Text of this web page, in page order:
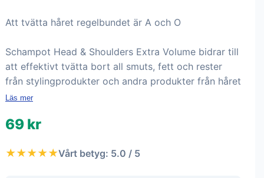
Att tvätta håret regelbundet är A och O
Schampot Head & Shoulders Extra Volume bidrar till
att effektivt tvätta bort all smuts, fett och rester
från stylingprodukter och andra produkter från håret
Läs mer
69 kr
★★★★★Vårt betyg: 5.0 / 5